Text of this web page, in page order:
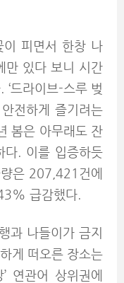
이 피면서 한창 나
만 있다 보니 시간
드라이브-스루 벚
전하게 즐기려는
봄은 아무래도 잔
다. 이를 입증하듯
은 207,421건에
급감했다.
과 나들이가 금지
게 떠오른 장소는
연관어 상위권에